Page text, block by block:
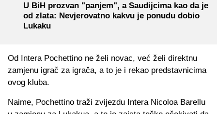
U BiH prozvan "panjem", a Saudijcima kao da je
od zlata: Nevjerovatno kakvu je ponudu dobio
Lukaku
Od Intera Pochettino ne želi novac, već želi direktnu
zamjenu igrač za igrača, a to je i rekao predstavnicima
ovog kluba.
Naime, Pochettino traži zvijezdu Intera Nicoloa Barellu